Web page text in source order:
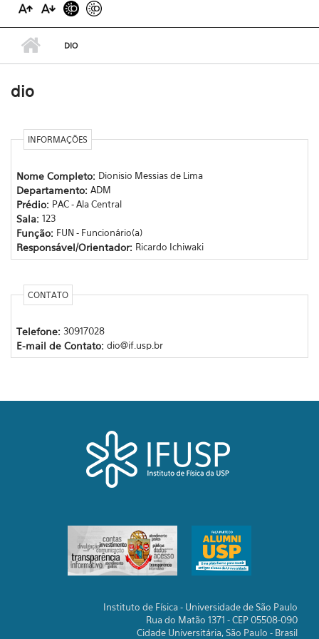
DIO
dio
INFORMAÇÕES
Nome Completo: Dionisio Messias de Lima
Departamento: ADM
Prédio: PAC - Ala Central
Sala: 123
Função: FUN - Funcionário(a)
Responsável/Orientador: Ricardo Ichiwaki
CONTATO
Telefone: 30917028
E-mail de Contato: dio@if.usp.br
Instituto de Física - Universidade de São Paulo
Rua do Matão 1371 - CEP 05508-090
Cidade Universitária, São Paulo - Brasil